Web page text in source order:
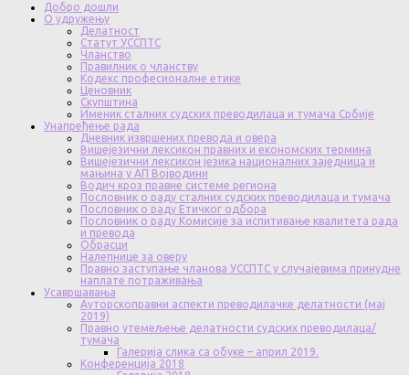
Добро дошли
О удружењу
Делатност
Статут УССПТС
Чланство
Правилник о чланству
Кодекс професионалне етике
Ценовник
Скупштина
Именик сталних судских преводилаца и тумача Србије
Унапређење рада
Дневник извршених превода и овера
Вишејезични лексикон правних и економских термина
Вишејезични лексикон језика националних заједница и
мањина у АП Војводини
Водич кроз правне системе региона
Пословник о раду сталних судских преводилаца и тумача
Пословник о раду Етичког одбора
Пословник о раду Комисије за испитивање квалитета рада
и превода
Обрасци
Налепнице за оверу
Правно заступање чланова УССПТС у случајевима принудне
наплате потраживања
Усавршавања
Ауторскоправни аспекти преводилачке делатности (мај
2019)
Правно утемељење делатности судских преводилаца/
тумача
Галерија слика са обуке – април 2019.
Конференција 2018